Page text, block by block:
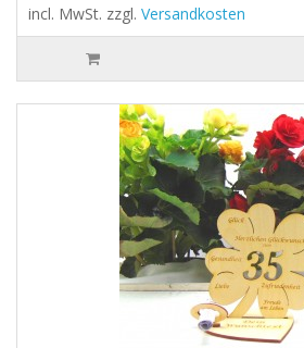
incl. MwSt. zzgl. Versandkosten